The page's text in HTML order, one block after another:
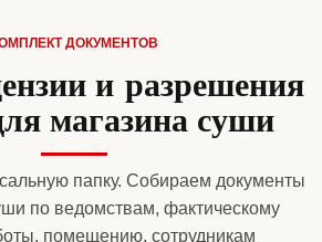
ДОКУМЕНТОВ
и разрешения
магазина суши
папку. Собираем документы
по ведомствам, фактическому
помещению, сотрудникам